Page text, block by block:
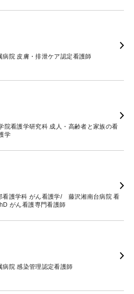
病院 皮膚・排泄ケア認定看護師
院看護学研究科 成人・高齢者と家族の看
学
看護学科 がん看護学/ 藤沢湘南台病院 看
がん看護専門看護師
病院 感染管理認定看護師